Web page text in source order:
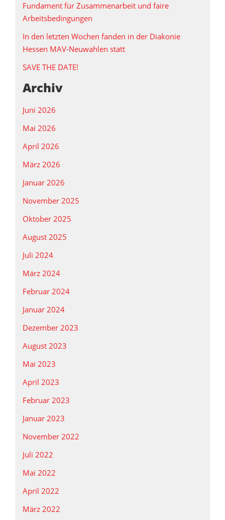
Fundament für Zusammenarbeit und faire
Arbeitsbedingungen
In den letzten Wochen fanden in der Diakonie
Hessen MAV‑Neuwahlen statt
SAVE THE DATE!
Archiv
Juni 2026
Mai 2026
April 2026
März 2026
Januar 2026
November 2025
Oktober 2025
August 2025
Juli 2024
März 2024
Februar 2024
Januar 2024
Dezember 2023
August 2023
Mai 2023
April 2023
Februar 2023
Januar 2023
November 2022
Juli 2022
Mai 2022
April 2022
März 2022